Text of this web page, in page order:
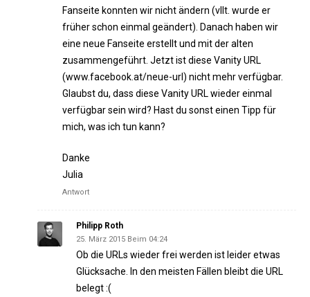
Fanseite konnten wir nicht ändern (vllt. wurde er
früher schon einmal geändert). Danach haben wir
eine neue Fanseite erstellt und mit der alten
zusammengeführt. Jetzt ist diese Vanity URL
(www.facebook.at/neue-url) nicht mehr verfügbar.
Glaubst du, dass diese Vanity URL wieder einmal
verfügbar sein wird? Hast du sonst einen Tipp für
mich, was ich tun kann?
Danke
Julia
Antwort
Philipp Roth
25. März 2015 Beim 04:24
Ob die URLs wieder frei werden ist leider etwas
Glücksache. In den meisten Fällen bleibt die URL
belegt :(